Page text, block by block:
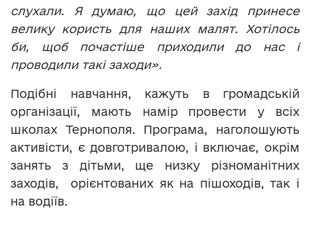
слухали. Я думаю, що цей захід принесе
велику користь для наших малят. Хотілось
би, щоб почастіше приходили до нас і
проводили такі заходи».
Подібні навчання, кажуть в громадській
організації, мають намір провести у всіх
школах Тернополя. Програма, наголошують
активісти, є довготривалою, і включає, окрім
занять з дітьми, ще низку різноманітних
заходів, орієнтованих як на пішоходів, так і
на водіїв.